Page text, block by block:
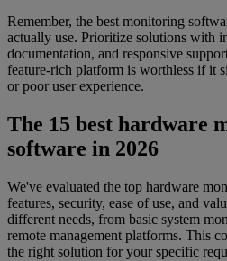
Remember, the best monitoring
actually use. Prioritize solutions with
documentation, and responsive
feature-rich platform is worthless if it
or poor user experience.
The 15 best hardware
software in 2026
We've evaluated the top hardware
features, security, ease of use, and
different needs, from basic system
remote management platforms. This
the right solution for your specific